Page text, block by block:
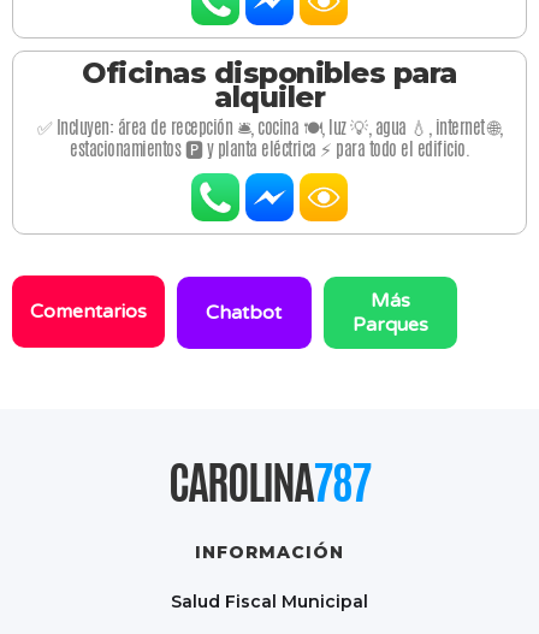
Oficinas disponibles para
alquiler
✅ Incluyen: área de recepción 🛎️, cocina 🍽️, luz 💡, agua 💧, internet 🌐,
estacionamientos 🅿️ y planta eléctrica ⚡ para todo el edificio.
Comentarios Chatbot
Más
Parques
CAROLINA787
INFORMACIÓN
Salud Fiscal Municipal